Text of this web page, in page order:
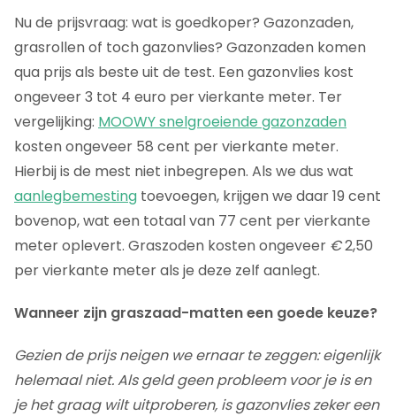
Nu de prijsvraag: wat is goedkoper? Gazonzaden,
grasrollen of toch gazonvlies? Gazonzaden komen
qua prijs als beste uit de test. Een gazonvlies kost
ongeveer 3 tot 4 euro per vierkante meter. Ter
vergelijking: MOOWY snelgroeiende gazonzaden
kosten ongeveer 58 cent per vierkante meter.
Hierbij is de mest niet inbegrepen. Als we dus wat
aanlegbemesting toevoegen, krijgen we daar 19 cent
bovenop, wat een totaal van 77 cent per vierkante
meter oplevert. Graszoden kosten ongeveer €2,50
per vierkante meter als je deze zelf aanlegt.
Wanneer zijn graszaad-matten een goede keuze?
Gezien de prijs neigen we ernaar te zeggen: eigenlijk
helemaal niet. Als geld geen probleem voor je is en
je het graag wilt uitproberen, is gazonvlies zeker een